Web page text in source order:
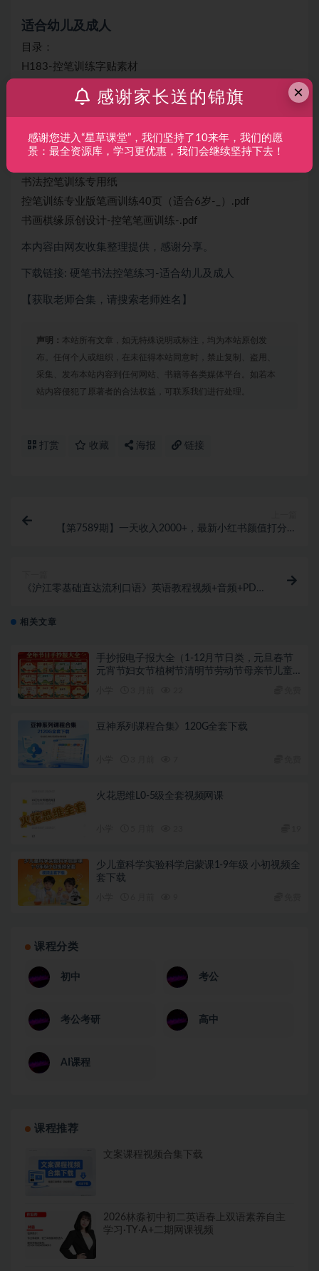
适合幼儿及成人
目录：
H183-控笔训练字贴素材
【控笔165页】【165页】【送视频教程】控笔训练
儿童正姿控笔练习字帖
控笔训练
书法控笔训练专用纸
控笔训练专业版笔画训练40页（适合6岁-_）.pdf
书画棋缘原创设计-控笔笔画训练-.pdf
本内容由网友收集整理提供，感谢分享。
下载链接: 硬笔书法控笔练习-适合幼儿及成人
【获取老师合集，请搜索老师姓名】
声明： 本站所有文章，如无特殊说明或标注，均为本站原创发
布。任何个人或组织，在未征得本站同意时，禁止复制、盗用、
采集、发布本站内容到任何网站、书籍等各类媒体平台。如若本
站内容侵犯了原著者的合法权益，可联系我们进行处理。
打赏 收藏 海报 链接
【第7589期】一天收入2000+，最新小红书颜值打分项
《沪江零基础直达流利口语》英语教程视频+音频+PDF
相关文章
手抄报电子报大全（1-12月节日类，元旦春节
元宵节妇女节植树节清明节劳动节母亲节儿童
豆神系列课程合集》120G全套下载
火花思维L0-5级全套视频网课
少儿童科学实验科学启蒙课1-9年级 小初视频全
套下载
课程分类
初中 考公
考公考研 高中
AI课程
课程推荐
文案课程视频合集下载
2026林淼初中初二英语春上双语素养自主
学习·TY·A+二期网课视频
×
感谢家长送的锦旗
感谢您进入“星草课堂”，我们坚持了10来年，我们的愿
景：最全资源库，学习更优惠，我们会继续坚持下去！